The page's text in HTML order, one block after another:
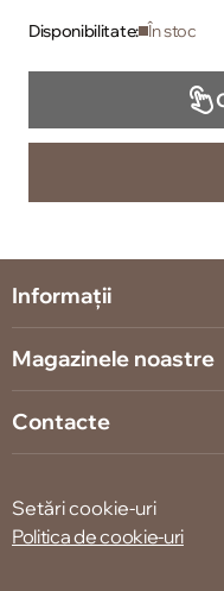
Disponibilitate: În stoc
Informații
Magazinele noastre
Contacte
Setări cookie-uri
Politica de cookie-uri